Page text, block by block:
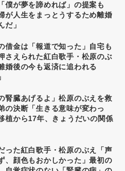
僕が夢を諦めれば」の提案も
が人生をまっとうするため離婚
だ」
借金は「報道で知った」自宅も
さえられた紅白歌手・松原のぶ
婚後の今も返済に追われる
腎臓あげるよ」松原のぶえを救
の決断「生きる意味が変わっ
植から17年、きょうだいの関係
った紅白歌手・松原のぶえ「声
、顔色もおかしかった」最初の